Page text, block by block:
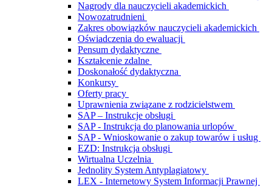
Nagrody dla nauczycieli akademickich
Nowozatrudnieni
Zakres obowiązków nauczycieli akademickich
Oświadczenia do ewaluacji
Pensum dydaktyczne
Kształcenie zdalne
Doskonałość dydaktyczna
Konkursy
Oferty pracy
Uprawnienia związane z rodzicielstwem
SAP – Instrukcje obsługi
SAP - Instrukcja do planowania urlopów
SAP - Wnioskowanie o zakup towarów i usług
EZD: Instrukcja obsługi
Wirtualna Uczelnia
Jednolity System Antyplagiatowy
LEX - Internetowy System Informacji Prawnej